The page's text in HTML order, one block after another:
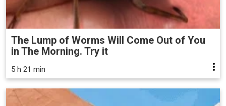
The Lump of Worms Will Come Out of You
in The Morning. Try it
5 h 21 min